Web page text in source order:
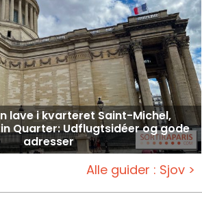
lave i kvarteret Saint-Michel,
Quarter: Udflugtsidéer og gode
adresser
Alle guider : Sjov >